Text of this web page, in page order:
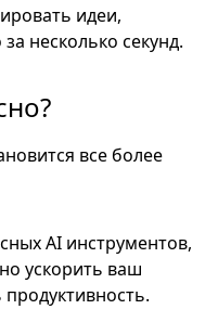
идеи,
несколько секунд.
все более
AI инструментов,
ускорить ваш